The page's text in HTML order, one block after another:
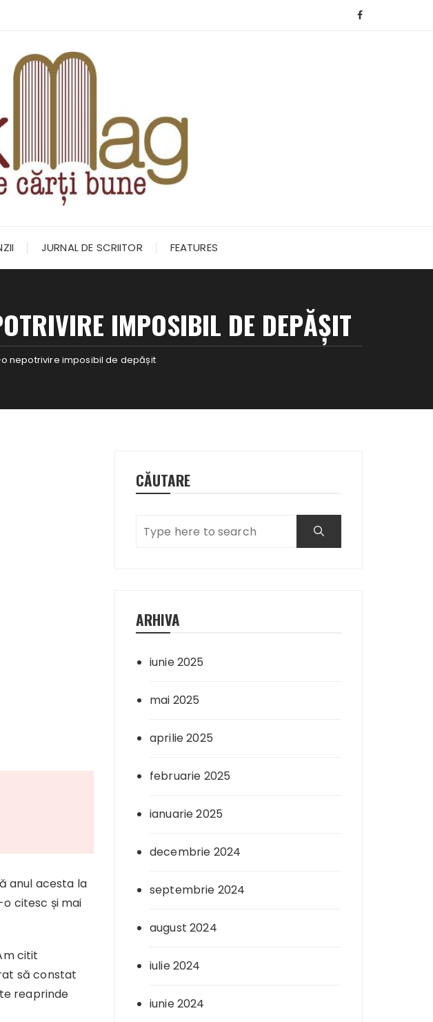
JURNAL DE SCRIITOR FEATURES
IMPOSIBIL DE DEPĂȘIT
nepotrivire imposibil de depășit
anul acesta la
citesc și mai
citit
să constat
reaprinde
CĂUTARE
ARHIVA
iunie 2025
mai 2025
aprilie 2025
februarie 2025
ianuarie 2025
decembrie 2024
septembrie 2024
august 2024
iulie 2024
iunie 2024